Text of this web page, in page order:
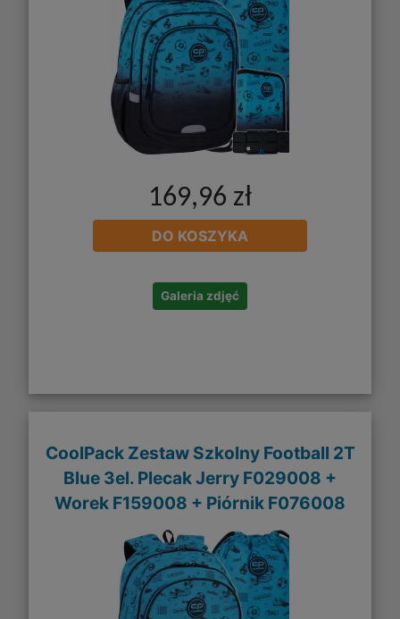
169,96 zł
DO KOSZYKA
Galeria zdjęć
CoolPack Zestaw Szkolny Football 2T
Blue 3el. Plecak Jerry F029008 +
Worek F159008 + Piórnik F076008